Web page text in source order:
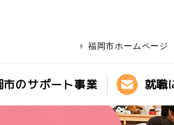
福岡市ホームページ
市のサポート事業 就職